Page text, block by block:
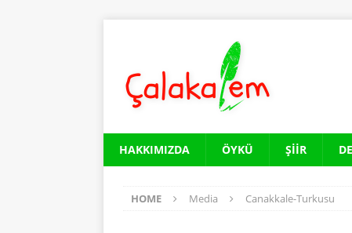
HAKKIMIZDA ÖYKÜ ŞIIR
HOME Media Canakkale-Turkusu